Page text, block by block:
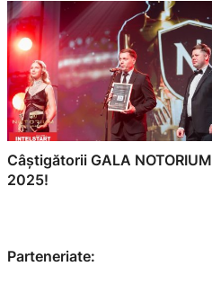
Câștigătorii GALA NOTORIUM
2025!
Parteneriate: